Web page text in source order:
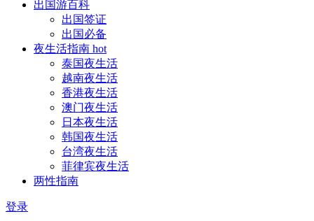
出国游百科
出国签证
出国必备
夜生活指南 hot
泰国夜生活
越南夜生活
香港夜生活
澳门夜生活
日本夜生活
韩国夜生活
台湾夜生活
菲律宾夜生活
两性指南
登录